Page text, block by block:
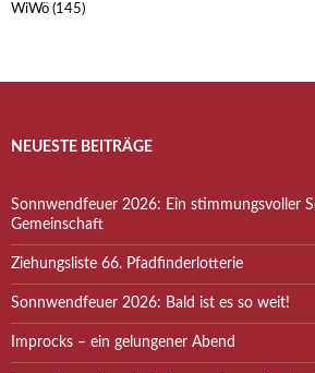
WiWö (145)
NEUESTE BEITRÄGE
Sonnwendfeuer 2026: Ein stimmungsvoller
Gemeinschaft
Ziehungsliste 66. Pfadfinderlotterie
Sonnwendfeuer 2026: Bald ist es so weit!
Improcks – ein gelungener Abend